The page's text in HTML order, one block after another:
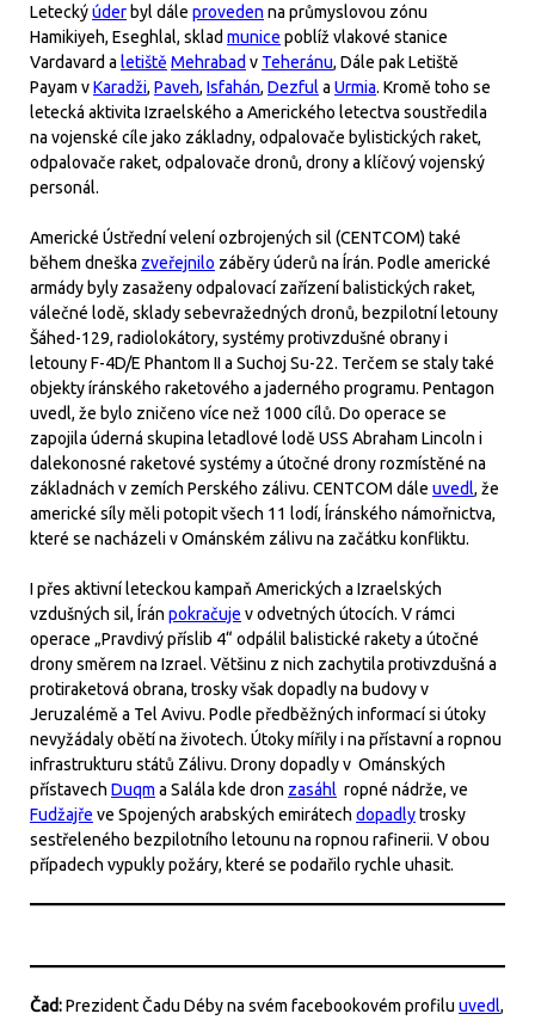
Leteckýúder byl dále proveden na průmyslovou zónu
Hamikiyeh, Eseghlal, sklad munice poblíž vlakové stanice
Vardavard a letiště Mehrabad v Teheránu, Dále pak Letiště
Payam vKaradži, Paveh, Isfahán, Dezful a Urmia. Kromě toho se
letecká aktivita Izraelského a Amerického letectva soustředila
na vojenské cíle jako základny, odpalovače bylistických raket,
odpalovače raket, odpalovače dronů, drony a klíčový vojenský
personál.
Americké Ústřední velení ozbrojených sil (CENTCOM) také
během dneška zveřejnilo záběry úderů na Írán. Podle americké
armády byly zasaženy odpalovací zařízení balistických raket,
válečné lodě, sklady sebevražedných dronů, bezpilotní letouny
Šáhed-129, radiolokátory, systémy protivzdušné obrany i
letouny F-4D/E Phantom II a Suchoj Su-22. Terčem se staly také
objekty íránského raketového a jaderného programu. Pentagon
uvedl, že bylo zničeno více než 1000 cílů. Do operace se
zapojila úderná skupina letadlové lodě USS Abraham Lincoln i
dalekonosné raketové systémy a útočné drony rozmístěné na
základnách v zemích Perského zálivu. CENTCOM dále uvedl, že
americké síly měli potopit všech 11 lodí, Íránského námořnictva,
které se nacházeli v Ománském zálivu na začátku konfliktu.
I přes aktivní leteckou kampaň Amerických a Izraelských
vzdušných sil, Írán pokračuje v odvetných útocích. V rámci
operace „Pravdivý příslib 4“ odpálil balistické rakety a útočné
drony směrem na Izrael. Většinu z nich zachytila protivzdušná a
protiraketová obrana, trosky však dopadly na budovy v
Jeruzalémě a Tel Avivu. Podle předběžných informací si útoky
nevyžádaly obětí na životech. Útoky mířily i na přístavní a ropnou
infrastrukturu států Zálivu. Drony dopadly v Ománských
přístavech Duqm a Salála kde dron zasáhl ropné nádrže, ve
Fudžajře ve Spojených arabských emirátech dopadlytrosky
sestřeleného bezpilotního letounu na ropnou rafinerii. V obou
případech vypukly požáry, které se podařilo rychle uhasit.
Čad:Prezident Čadu Déby na svém facebookovém profilu uvedl,